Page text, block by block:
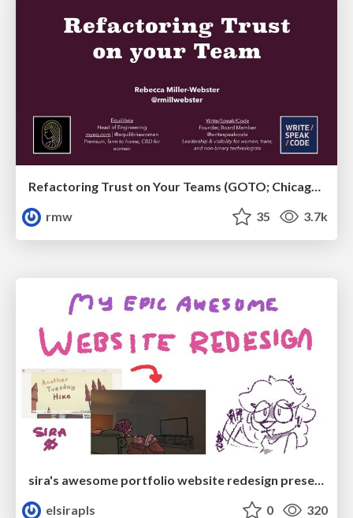
Refactoring Trust on Your Teams (GOTO; Chicago 2020)
rmw
35 3.7k
sira's awesome portfolio website redesign presentation
elsirapls
0 320